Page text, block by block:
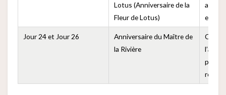
Lotus (Anniversaire de la
Fleur de Lotus)
et
Jour 24 et Jour 26
Anniversaire du Maître de
la Rivière
région